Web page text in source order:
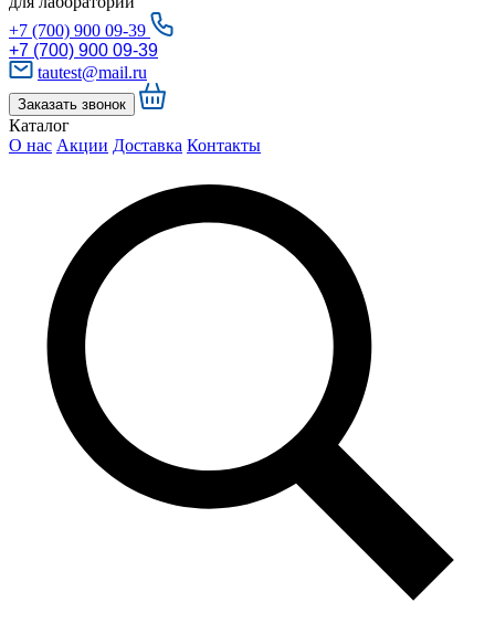
+7 (700) 900 09-39
+7 (700) 900 09-39
tautest@mail.ru
Заказать звонок
Каталог
О нас Акции Доставка Контакты